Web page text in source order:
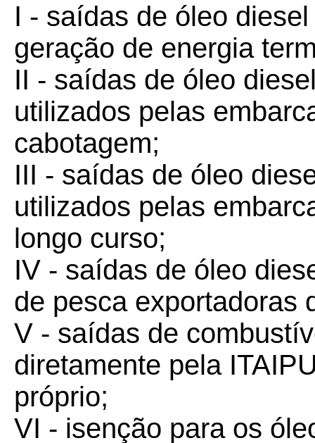
I - saídas de óleo
geração de energia
II - saídas de óleo
utilizados pelas
cabotagem;
III - saídas de óleo
utilizados pelas
longo curso;
IV - saídas de óleo
de pesca exportadoras
V - saídas de
diretamente pela
próprio;
VI - isenção para os